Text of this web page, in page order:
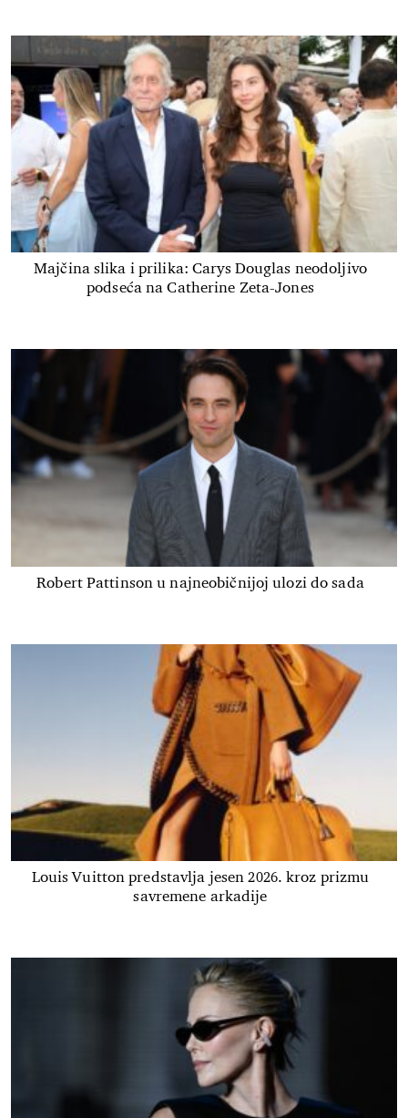
Majčina slika i prilika: Carys Douglas neodoljivo
podseća na Catherine Zeta-Jones
Robert Pattinson u najneobičnijoj ulozi do sada
Louis Vuitton predstavlja jesen 2026. kroz prizmu
savremene arkadije